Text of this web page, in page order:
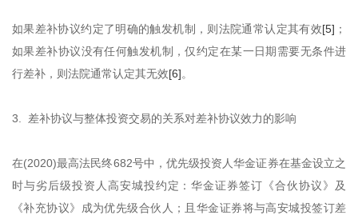
如果差补协议约定了明确的触发机制，则法院通常认定其有效[5] ；
如果差补协议没有任何触发机制，仅约定在某一日期需要无条件进
行差补，则法院通常认定其无效[6]。
3. 差补协议与整体投资交易的关系对差补协议效力的影响
在(2020)最高法民终682号中，优先级投资人华金证券在基金设立之
时与劣后级投资人高安城投约定：华金证券签订《合伙协议》及
《补充协议》成为优先级合伙人；且华金证券将与高安城投签订差